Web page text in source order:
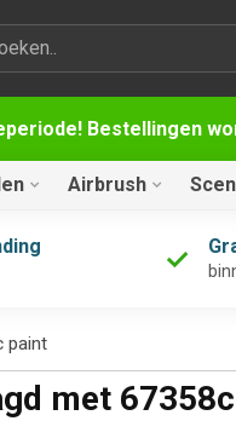
Bestellingen
Airbrush
paint
met